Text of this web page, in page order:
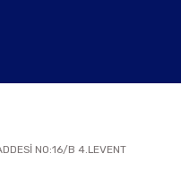
NO:16/B 4.LEVENT